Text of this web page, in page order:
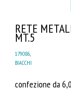
RETE
MT.5
179086
BIACCHI
confezione da